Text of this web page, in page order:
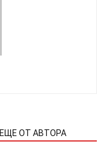
ЕЩЕ ОТ АВТОРА